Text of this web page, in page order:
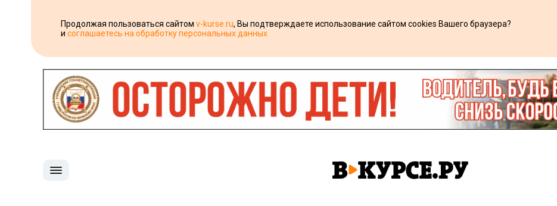
Продолжая пользоваться сайтом v-kurse.ru, Вы подтверждаете использование сайтом cookies Вашего браузера?
и соглашаетесь на обработку персональных данных